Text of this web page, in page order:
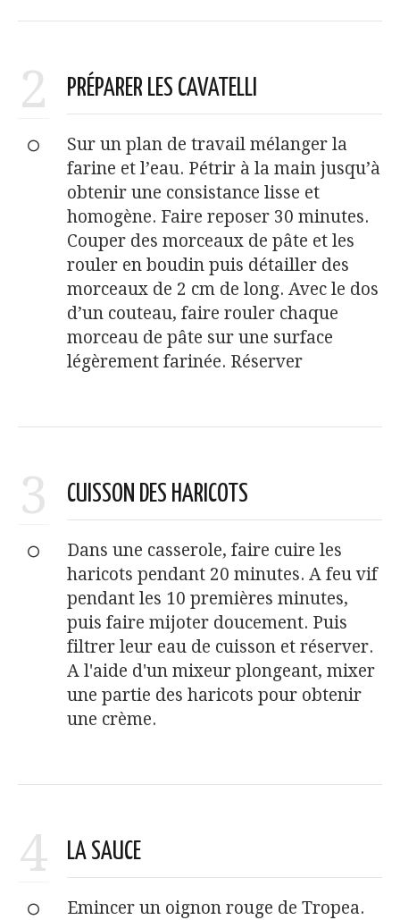
2 PRÉPARER LES CAVATELLI
Sur un plan de travail mélanger la
farine et l’eau. Pétrir à la main jusqu’à
obtenir une consistance lisse et
homogène. Faire reposer 30 minutes.
Couper des morceaux de pâte et les
rouler en boudin puis détailler des
morceaux de 2 cm de long. Avec le dos
d’un couteau, faire rouler chaque
morceau de pâte sur une surface
légèrement farinée. Réserver
3 CUISSON DES HARICOTS
Dans une casserole, faire cuire les
haricots pendant 20 minutes. A feu vif
pendant les 10 premières minutes,
puis faire mijoter doucement. Puis
filtrer leur eau de cuisson et réserver.
A l'aide d'un mixeur plongeant, mixer
une partie des haricots pour obtenir
une crème.
4 LA SAUCE
Emincer un oignon rouge de Tropea.